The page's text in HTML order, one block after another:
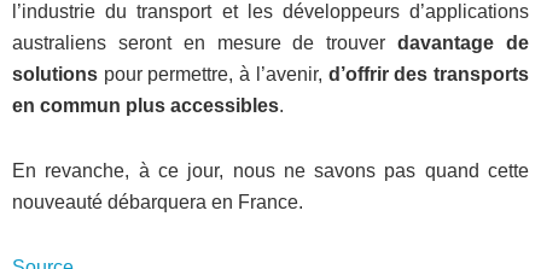
l’industrie du transport et les développeurs d’applications
australiens seront en mesure de trouverdavantage de
solutions pour permettre, à l’avenir, d’offrir des transports
en commun plus accessibles.
En revanche, à ce jour, nous ne savons pas quand cette
nouveauté débarquera en France.